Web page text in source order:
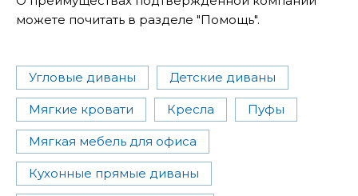
можете почитать в разделе "Помощь".
Угловые диваны Детские диваны
Мягкие кровати Кресла Пуфы
Мягкая мебель для офиса
Кухонные прямые диваны